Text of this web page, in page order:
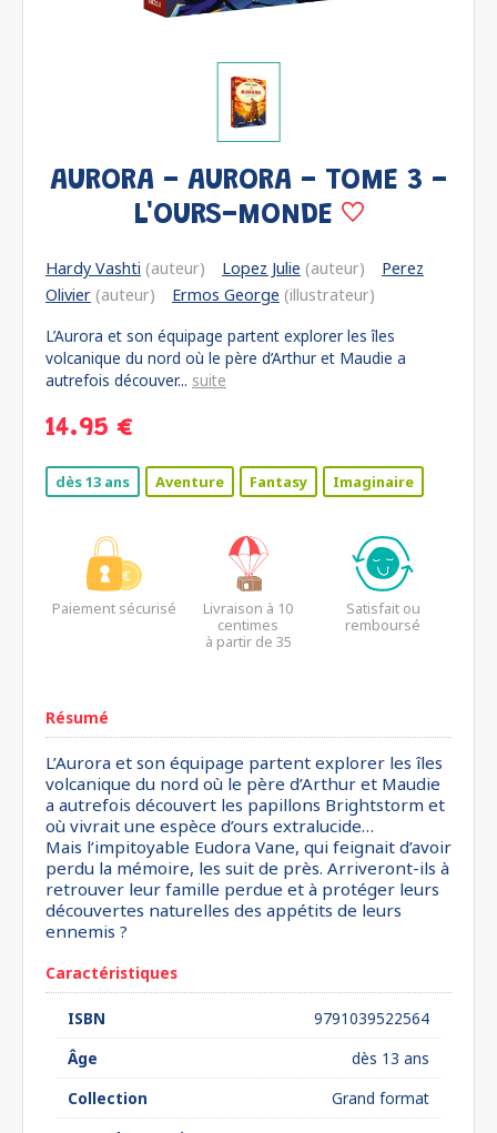
AURORA - AURORA - TOME 3 -
L'OURS-MONDE
Hardy Vashti (auteur) Lopez Julie (auteur)
Perez
Olivier (auteur) Ermos George (illustrateur)
L’Aurora et son équipage partent explorer les îles
volcanique du nord où le père d’Arthur et Maudie a
autrefois découver... suite
14.95 €
dès 13 ans Aventure Fantasy Imaginaire
Paiement sécurisé
Livraison à 10
centimes
à partir de 35
Satisfait ou
remboursé
Résumé
L’Aurora et son équipage partent explorer les îles
volcanique du nord où le père d’Arthur et Maudie
a autrefois découvert les papillons Brightstorm et
où vivrait une espèce d’ours extralucide…
Mais l’impitoyable Eudora Vane, qui feignait d’avoir
perdu la mémoire, les suit de près. Arriveront-ils à
retrouver leur famille perdue et à protéger leurs
découvertes naturelles des appétits de leurs
ennemis ?
Caractéristiques
ISBN
9791039522564
Âge
dès 13 ans
Collection
Grand format